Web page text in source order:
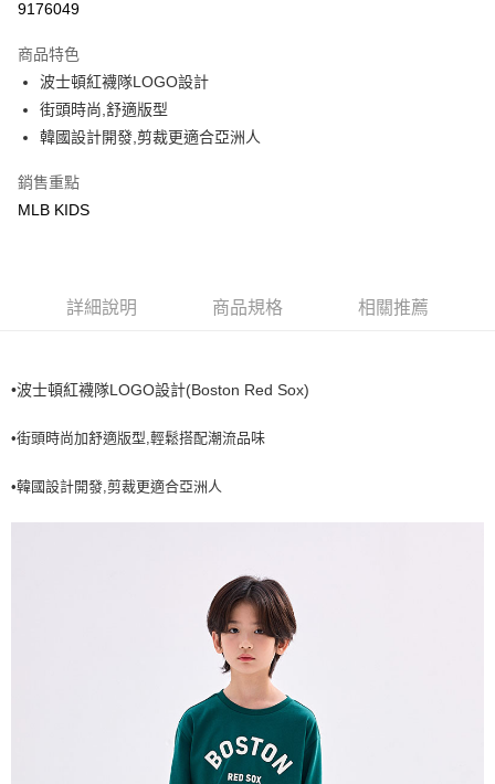
悠遊付
運送方式
每筆NT$60，滿NT$499(含以上)免運費
7-11取貨付款<未取貨列黑名單/不支援離島取退>
每筆NT$60，滿NT$499(含以上)免運費
宅配滿699免運
9176049
商品特色
波士頓紅襪隊LOGO設計
街頭時尚,舒適版型
韓國設計開發,剪裁更適合亞洲人
銷售重點
MLB KIDS
詳細說明 商品規格 相關推薦
•波士頓紅襪隊LOGO設計(Boston Red Sox)
•街頭時尚加舒適版型,輕鬆搭配潮流品味
•韓國設計開發,剪裁更適合亞洲人